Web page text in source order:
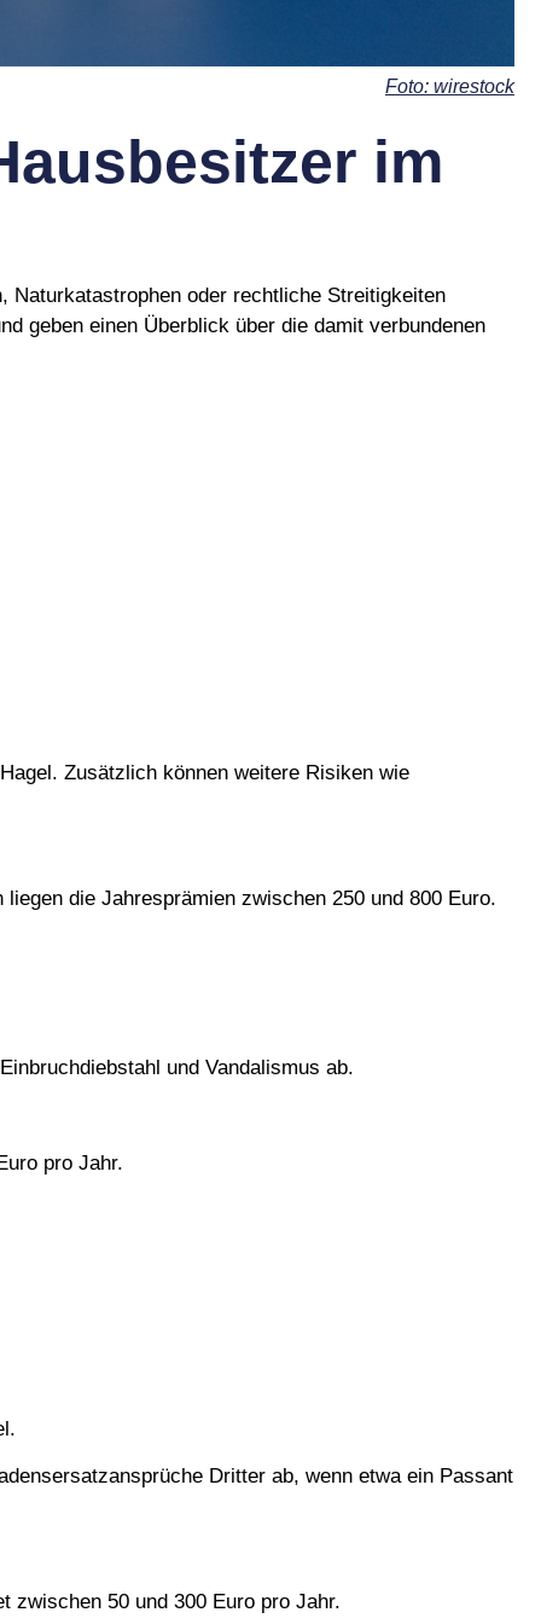
Foto: wirestock
im
Naturkatastrophen oder rechtliche Streitigkeiten
geben einen Überblick über die damit verbundenen
Zusätzlich können weitere Risiken wie
die Jahresprämien zwischen 250 und 800 Euro.
und Vandalismus ab.
pro Jahr.
Dritter ab, wenn etwa ein Passant
zwischen 50 und 300 Euro pro Jahr.